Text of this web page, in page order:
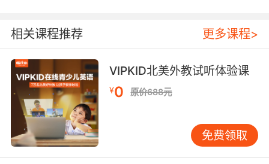
她还以为我说的是太空堡垒 笑个不停
7. giggles won't be a stupid name for a dj.
哪有DJ叫傻笑这种蠢名字的
8. playing a joke and she's giggling in the
woods.
相关课程推荐 更多课程>
VIPKID北美外教试听体验课
¥0 原价688元
免费领取